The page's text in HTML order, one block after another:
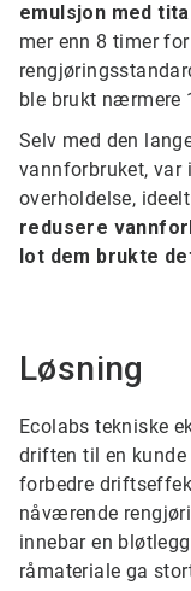
emulsjon med
mer enn 8 timer
ble brukt nærmere
Selv med den
vannforbruket, var
overholdelse,
redusere
lot dem brukte
Løsning
Ecolabs tekniske
driften til en
forbedre
nåværende
innebar en
råmateriale ga